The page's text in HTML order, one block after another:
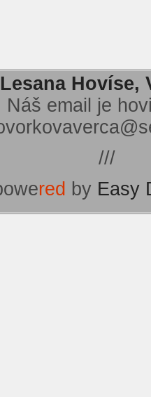
Hovíse,
email je
///
red by Easy